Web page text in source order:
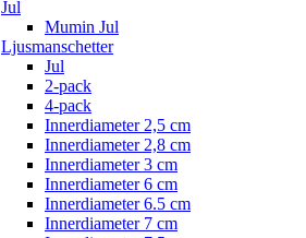
Jul
Mumin Jul
Ljusmanschetter
Jul
2-pack
4-pack
Innerdiameter 2,5 cm
Innerdiameter 2,8 cm
Innerdiameter 3 cm
Innerdiameter 6 cm
Innerdiameter 6.5 cm
Innerdiameter 7 cm